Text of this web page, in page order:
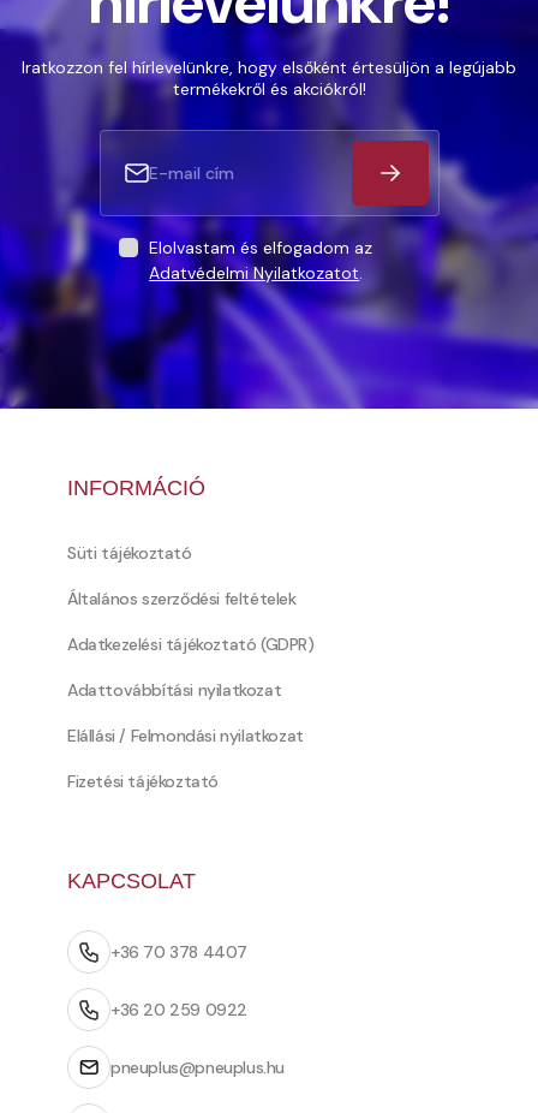
Iratkozzon fel hírlevelünkre, hogy elsőként értesüljön a legújabb
termékekről és akciókról!
Elolvastam és elfogadom az
Adatvédelmi Nyilatkozatot.
INFORMÁCIÓ
Süti tájékoztató
Általános szerződési feltételek
Adatkezelési tájékoztató (GDPR)
Adattovábbítási nyilatkozat
Elállási / Felmondási nyilatkozat
Fizetési tájékoztató
KAPCSOLAT
+36 70 378 4407
+36 20 259 0922
pneuplus@pneuplus.hu